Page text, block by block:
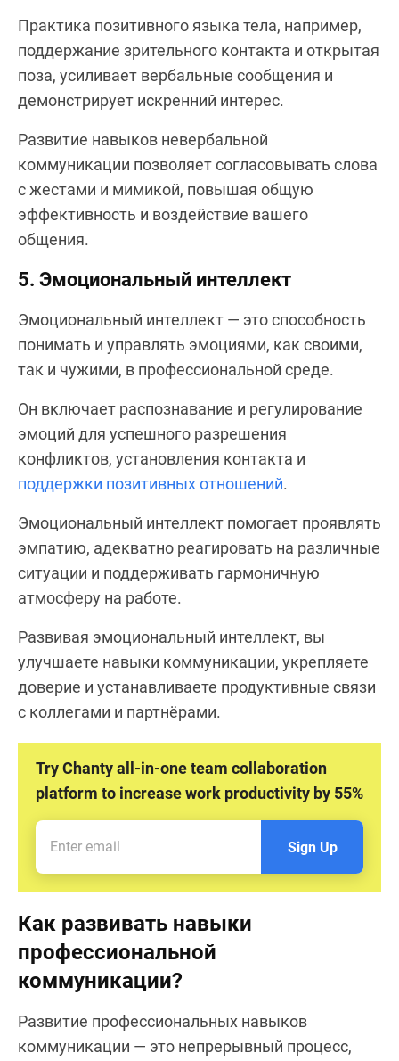
Практика позитивного языка тела, например,
поддержание зрительного контакта и открытая
поза, усиливает вербальные сообщения и
демонстрирует искренний интерес.
Развитие навыков невербальной
коммуникации позволяет согласовывать слова
с жестами и мимикой, повышая общую
эффективность и воздействие вашего
общения.
5. Эмоциональный интеллект
Эмоциональный интеллект — это способность
понимать и управлять эмоциями, как своими,
так и чужими, в профессиональной среде.
Он включает распознавание и регулирование
эмоций для успешного разрешения
конфликтов, установления контакта и
поддержки позитивных отношений.
Эмоциональный интеллект помогает проявлять
эмпатию, адекватно реагировать на различные
ситуации и поддерживать гармоничную
атмосферу на работе.
Развивая эмоциональный интеллект, вы
улучшаете навыки коммуникации, укрепляете
доверие и устанавливаете продуктивные связи
с коллегами и партнёрами.
Try Chanty all-in-one team collaboration
platform to increase work productivity by 55%
Sign Up
Как развивать навыки
профессиональной
коммуникации?
Развитие профессиональных навыков
коммуникации — это непрерывный процесс,